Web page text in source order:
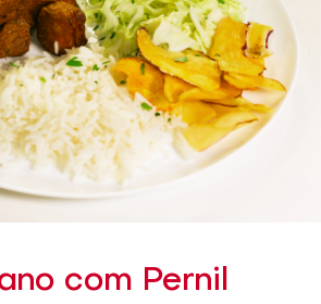
com Pernil